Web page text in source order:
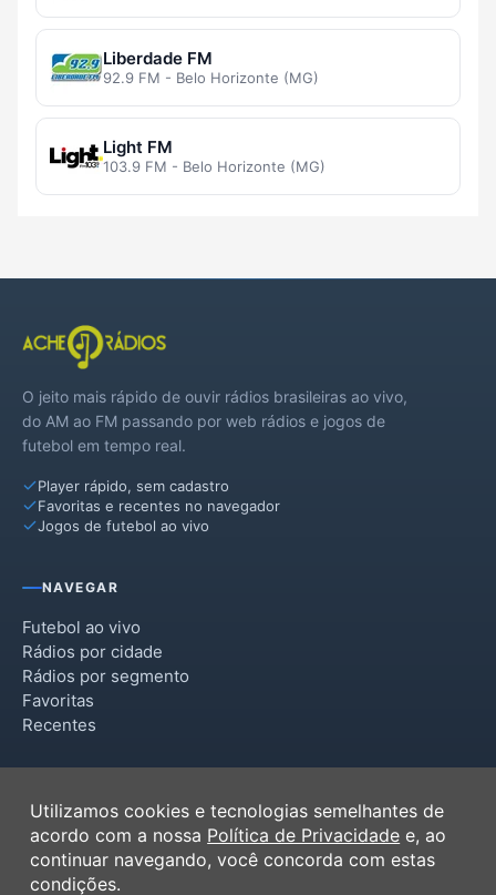
Liberdade FM
92.9 FM - Belo Horizonte (MG)
Light FM
103.9 FM - Belo Horizonte (MG)
O jeito mais rápido de ouvir rádios brasileiras ao vivo,
do AM ao FM passando por web rádios e jogos de
futebol em tempo real.
Player rápido, sem cadastro
Favoritas e recentes no navegador
Jogos de futebol ao vivo
NAVEGAR
Futebol ao vivo
Rádios por cidade
Rádios por segmento
Favoritas
Recentes
Termos de Uso
Política de Privacidade
Ferramentas
Utilizamos cookies e tecnologias semelhantes de
acordo com a nossa Política de Privacidade e, ao
continuar navegando, você concorda com estas
condições.